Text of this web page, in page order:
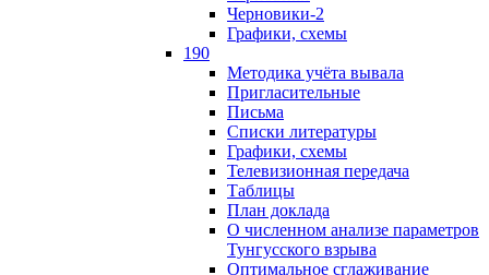
Черновики-2
Графики, схемы
190
Методика учёта вывала
Пригласительные
Письма
Списки литературы
Графики, схемы
Телевизионная передача
Таблицы
План доклада
О численном анализе параметров
Тунгусского взрыва
Оптимальное сглаживание